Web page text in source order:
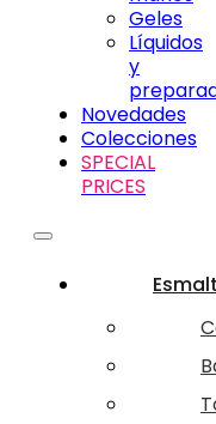
Geles
Líquidos
y
Novedades
Colecciones
SPECIAL
PRICES